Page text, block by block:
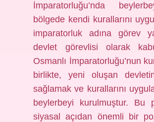
İmparatorluğu’nda
bölgede kendi kurallarını
imparatorluk adına görev
devlet görevlisi olarak
Osmanlı İmparatorluğu’nun
birlikte, yeni oluşan
sağlamak ve kurallarını
beylerbeyi kurulmuştur. Bu
siyasal açıdan önemli bir